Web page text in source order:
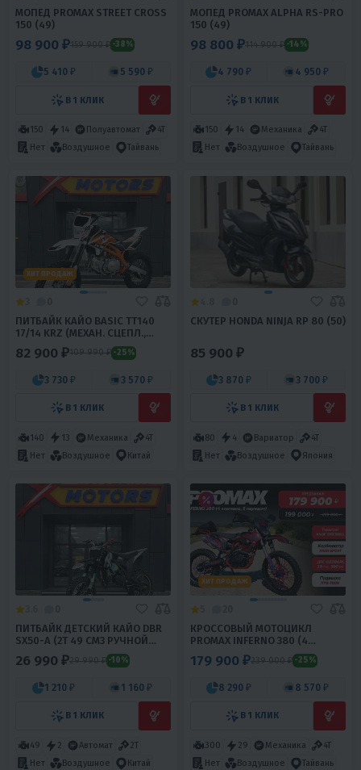
МОПЕД PROMAX STREET CROSS
150 (49)
98 900 ₽159 900 ₽ -38%
5 410 ₽ 5 590 ₽
В 1 КЛИК
150 14 Полуавтомат
4T
Нет
Воздушное Тайвань
МОПЕД PROMAX ALPHA RS-PRO
150 (49)
98 800 ₽114 900 ₽ -14%
4 790 ₽ 4 950 ₽
В 1 КЛИК
150 14 Механика
4T
Нет
Воздушное Тайвань
ХИТ ПРОДАЖ
ПИТБАЙК КАЙО BASIC TT140
17/14 KRZ (МЕХАН. СЦЕПЛ.,
КИКСТАРТЕР)
82 900 ₽109 990 ₽ -25%
3 730 ₽ 3 570 ₽
В 1 КЛИК
140 13 Механика
4T
Нет
Воздушное Китай
СКУТЕР HONDA NINJA RP 80 (50)
85 900 ₽
3 870 ₽ 3 700 ₽
В 1 КЛИК
80 4 Вариатор
4T
Нет
Воздушное Япония
ПИТБАЙК ДЕТСКИЙ КАЙО DBR
SX50-A (2T 49 СМ3 РУЧНОЙ
СТАРТЕР 2022 Г.)
26 990 ₽29 990 ₽ -10%
1 210 ₽ 1 160 ₽
В 1 КЛИК
49 2 Автомат
2Т
Нет
Воздушное Китай
ХИТ ПРОДАЖ
КРОССОВЫЙ МОТОЦИКЛ
PROMAX INFERNO 380 (4
VALVES, 5 GEARS)
179 900 ₽239 000 ₽ -25%
8 290 ₽ 8 570 ₽
В 1 КЛИК
300 29 Механика
4T
Нет
Воздушное Тайвань